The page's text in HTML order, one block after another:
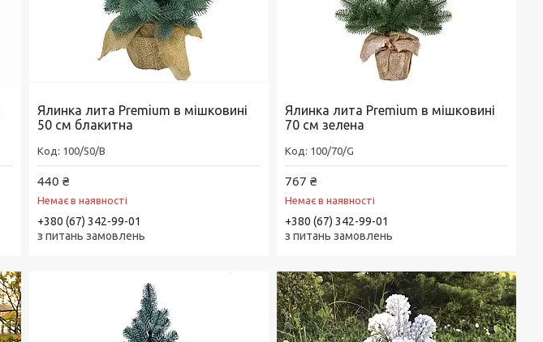
Ялинка лита Premium в мішковині
50 см блакитна
100/50/B
440 ₴
Немає в наявності
+380 (67) 342-99-01
з питань замовлень
Ялинка лита Premium в мішковині
70 см зелена
100/70/G
767 ₴
Немає в наявності
+380 (67) 342-99-01
з питань замовлень